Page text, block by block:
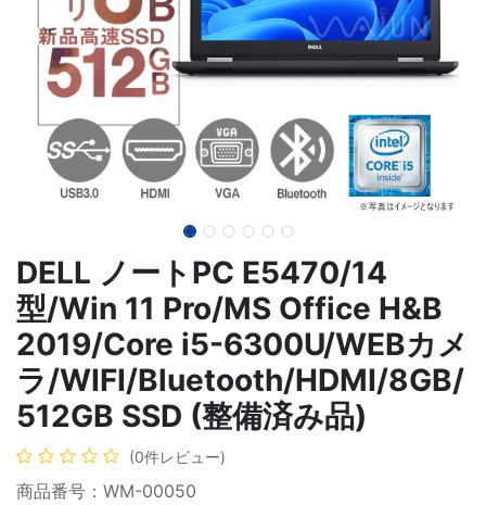
DELL ノートPC E5470/14
型/Win 11 Pro/MS Office H&B
2019/Core i5-6300U/WEBカメ
ラ/WIFI/Bluetooth/HDMI/8GB/
512GB SSD (整備済み品)
(0件レビュー)
商品番号：WM-00050